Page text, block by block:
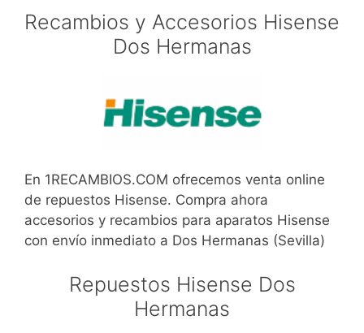
Recambios y Accesorios Hisense
Dos Hermanas
En 1RECAMBIOS.COM ofrecemos venta online
de repuestos Hisense. Compra ahora
accesorios y recambios para aparatos Hisense
con envío inmediato a Dos Hermanas (Sevilla)
Repuestos Hisense Dos
Hermanas